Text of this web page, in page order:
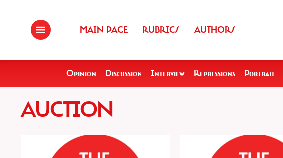
MAIN PAGE RUBRICS AUTHORS
Opinion Discussion Interview Repressions Portrait
AUCTION